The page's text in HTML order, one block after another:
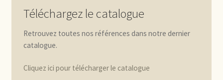
Téléchargez le catalogue
Retrouvez toutes nos références dans notre dernier
catalogue.
Cliquez ici pour télécharger le catalogue